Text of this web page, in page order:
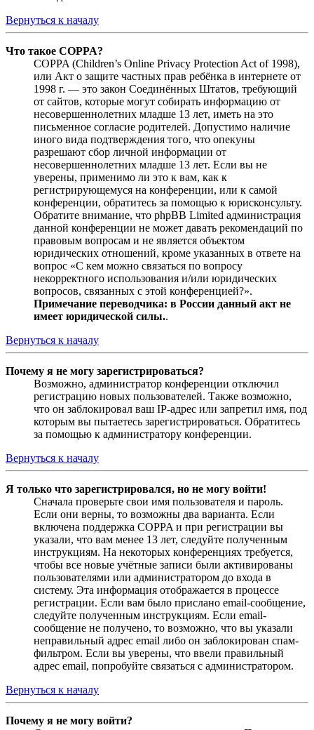
Вернуться к началу
Что такое COPPA?
COPPA (Children’s Online Privacy Protection Act of 1998),
или Акт о защите частных прав ребёнка в интернете от
1998 г. — это закон Соединённых Штатов, требующий
от сайтов, которые могут собирать информацию от
несовершеннолетних младше 13 лет, иметь на это
письменное согласие родителей. Допустимо наличие
иного вида подтверждения того, что опекуны
разрешают сбор личной информации от
несовершеннолетних младше 13 лет. Если вы не
уверены, применимо ли это к вам, как к
регистрирующемуся на конференции, или к самой
конференции, обратитесь за помощью к юрисконсульту.
Обратите внимание, что phpBB Limited администрация
данной конференции не может давать рекомендаций по
правовым вопросам и не является объектом
юридических отношений, кроме указанных в ответе на
вопрос «С кем можно связаться по вопросу
некорректного использования и/или юридических
вопросов, связанных с этой конференцией?».
Примечание переводчика: в России данный акт не
имеет юридической силы..
Вернуться к началу
Почему я не могу зарегистрироваться?
Возможно, администратор конференции отключил
регистрацию новых пользователей. Также возможно,
что он заблокировал ваш IP-адрес или запретил имя, под
которым вы пытаетесь зарегистрироваться. Обратитесь
за помощью к администратору конференции.
Вернуться к началу
Я только что зарегистрировался, но не могу войти!
Сначала проверьте свои имя пользователя и пароль.
Если они верны, то возможны два варианта. Если
включена поддержка COPPA и при регистрации вы
указали, что вам менее 13 лет, следуйте полученным
инструкциям. На некоторых конференциях требуется,
чтобы все новые учётные записи были активированы
пользователями или администратором до входа в
систему. Эта информация отображается в процессе
регистрации. Если вам было прислано email-сообщение,
следуйте полученным инструкциям. Если email-
сообщение не получено, то возможно, что вы указали
неправильный адрес email либо он заблокирован спам-
фильтром. Если вы уверены, что ввели правильный
адрес email, попробуйте связаться с администратором.
Вернуться к началу
Почему я не могу войти?